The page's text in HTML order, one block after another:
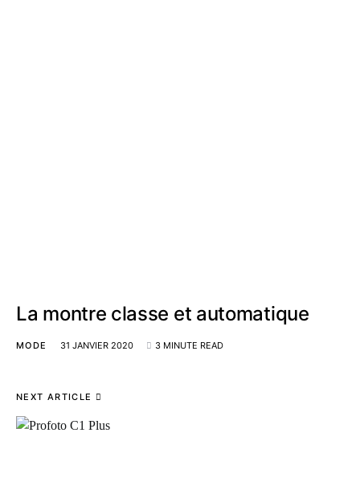
La montre classe et automatique
MODE 31 JANVIER 2020 3 MINUTE READ
NEXT ARTICLE